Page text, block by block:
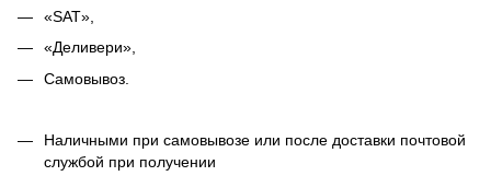
«SAT»,
«Деливери»,
Самовывоз.
Наличными при самовывозе или после доставки почтовой
службой при получении